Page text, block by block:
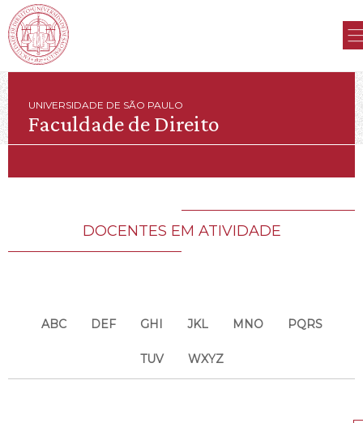
UNIVERSIDADE DE SÃO PAULO
Faculdade de Direito
DOCENTES EM ATIVIDADE
ABC DEF GHI JKL MNO PQRS
TUV WXYZ